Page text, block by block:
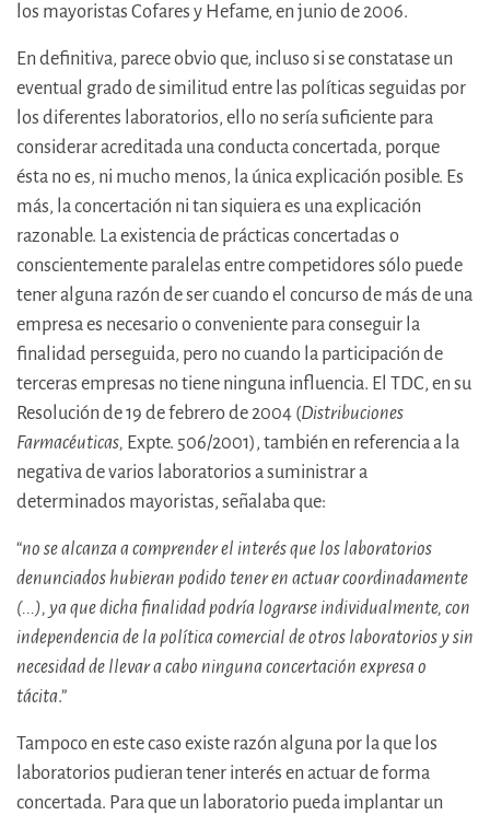
los mayoristas Cofares y Hefame, en junio de 2006.
En definitiva, parece obvio que, incluso si se constatase un
eventual grado de similitud entre las políticas seguidas por
los diferentes laboratorios, ello no sería suficiente para
considerar acreditada una conducta concertada, porque
ésta no es, ni mucho menos, la única explicación posible. Es
más, la concertación ni tan siquiera es una explicación
razonable. La existencia de prácticas concertadas o
conscientemente paralelas entre competidores sólo puede
tener alguna razón de ser cuando el concurso de más de una
empresa es necesario o conveniente para conseguir la
finalidad perseguida, pero no cuando la participación de
terceras empresas no tiene ninguna influencia. El TDC, en su
Resolución de 19 de febrero de 2004 (Distribuciones
Farmacéuticas, Expte. 506/2001), también en referencia a la
negativa de varios laboratorios a suministrar a
determinados mayoristas, señalaba que:
“no se alcanza a comprender el interés que los laboratorios
denunciados hubieran podido tener en actuar coordinadamente
(...), ya que dicha finalidad podría lograrse individualmente, con
independencia de la política comercial de otros laboratorios y sin
necesidad de llevar a cabo ninguna concertación expresa o
tácita.”
Tampoco en este caso existe razón alguna por la que los
laboratorios pudieran tener interés en actuar de forma
concertada. Para que un laboratorio pueda implantar un